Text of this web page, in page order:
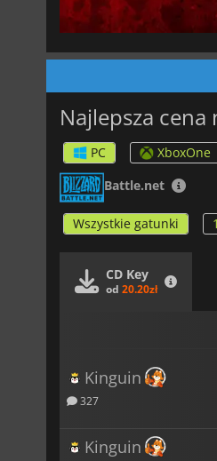
Najlepsza
PC XboxOne
Battle.net
Wszystkie gatunki
CD Key
od 20.20zł
Kinguin
327
Kinguin